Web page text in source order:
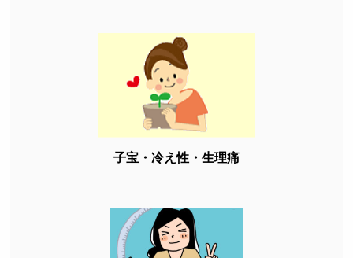
子宝・冷え性・生理痛